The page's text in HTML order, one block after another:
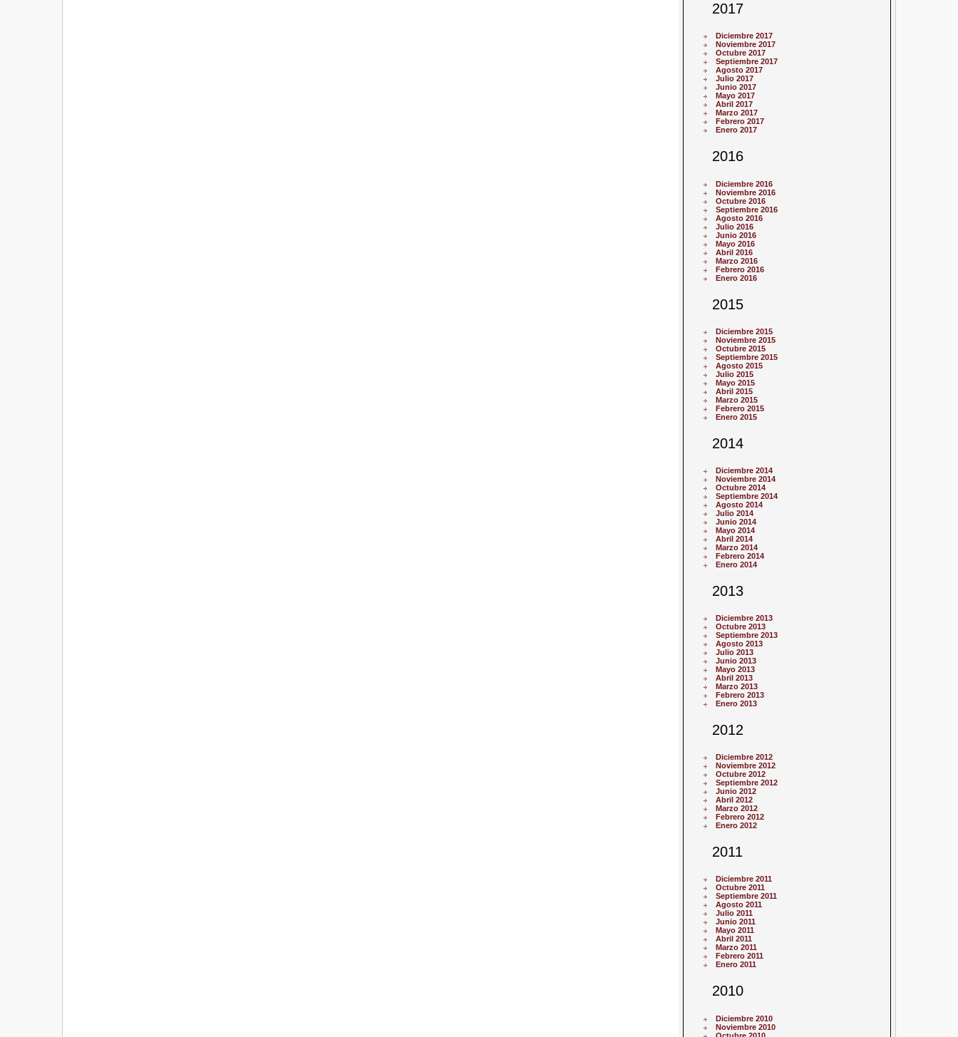
2017
Diciembre 2017
Noviembre 2017
Octubre 2017
Septiembre 2017
Agosto 2017
Julio 2017
Junio 2017
Mayo 2017
Abril 2017
Marzo 2017
Febrero 2017
Enero 2017
2016
Diciembre 2016
Noviembre 2016
Octubre 2016
Septiembre 2016
Agosto 2016
Julio 2016
Junio 2016
Mayo 2016
Abril 2016
Marzo 2016
Febrero 2016
Enero 2016
2015
Diciembre 2015
Noviembre 2015
Octubre 2015
Septiembre 2015
Agosto 2015
Julio 2015
Mayo 2015
Abril 2015
Marzo 2015
Febrero 2015
Enero 2015
2014
Diciembre 2014
Noviembre 2014
Octubre 2014
Septiembre 2014
Agosto 2014
Julio 2014
Junio 2014
Mayo 2014
Abril 2014
Marzo 2014
Febrero 2014
Enero 2014
2013
Diciembre 2013
Octubre 2013
Septiembre 2013
Agosto 2013
Julio 2013
Junio 2013
Mayo 2013
Abril 2013
Marzo 2013
Febrero 2013
Enero 2013
2012
Diciembre 2012
Noviembre 2012
Octubre 2012
Septiembre 2012
Junio 2012
Abril 2012
Marzo 2012
Febrero 2012
Enero 2012
2011
Diciembre 2011
Octubre 2011
Septiembre 2011
Agosto 2011
Julio 2011
Junio 2011
Mayo 2011
Abril 2011
Marzo 2011
Febrero 2011
Enero 2011
2010
Diciembre 2010
Noviembre 2010
Octubre 2010